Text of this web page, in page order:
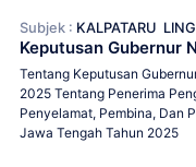
Subjek : KALPATARU
Keputusan Gubernur
Tentang Keputusan
2025 Tentang Penerima
Penyelamat, Pembina, Dan
Jawa Tengah Tahun 2025